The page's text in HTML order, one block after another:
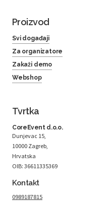
Proizvod
Svi događaji
Za organizatore
Zakaži demo
Webshop
Tvrtka
CoreEvent d.o.o.
Dunjevac 15,
10000 Zagreb,
Hrvatska
OIB: 36611335369
Kontakt
0989187815